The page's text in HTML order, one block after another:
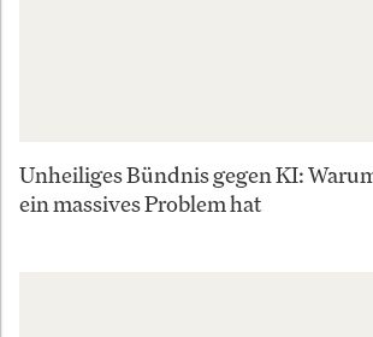
Unheiliges Bündnis gegen KI:
ein massives Problem hat